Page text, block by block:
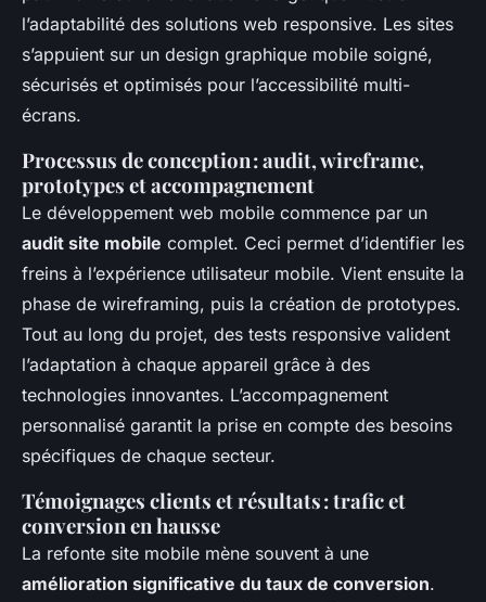
l’adaptabilité des solutions web responsive. Les sites
s’appuient sur un design graphique mobile soigné,
sécurisés et optimisés pour l’accessibilité multi-
écrans.
Processus de conception : audit, wireframe,
prototypes et accompagnement
Le développement web mobile commence par un
audit site mobile complet. Ceci permet d’identifier les
freins à l’expérience utilisateur mobile. Vient ensuite la
phase de wireframing, puis la création de prototypes.
Tout au long du projet, des tests responsive valident
l’adaptation à chaque appareil grâce à des
technologies innovantes. L’accompagnement
personnalisé garantit la prise en compte des besoins
spécifiques de chaque secteur.
Témoignages clients et résultats : trafic et
conversion en hausse
La refonte site mobile mène souvent à une
amélioration significative du taux de conversion.